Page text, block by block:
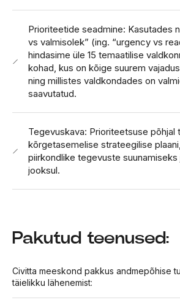
Prioriteetide seadmine: Kasutades
vs valmisolek” (ing. “urgency vs
hindasime üle 15 temaatilise
kohad, kus on kõige suurem
ning millistes valdkondades on
saavutatud.
Tegevuskava: Prioriteetsuse põhjal
kõrgetasemelise strateegilise
piirkondlike tegevuste suunamiseks
jooksul.
Pakutud teenused:
Civitta meeskond pakkus andmepõhise
täielikku lähenemist: